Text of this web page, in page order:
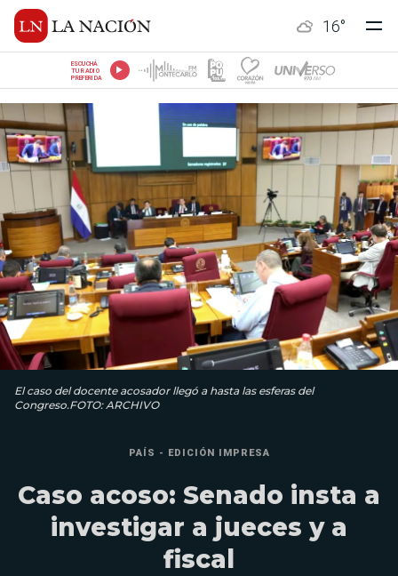
16°
ESCUCHÁ
TU RADIO
PREFERIDA
El caso del docente acosador llegó a hasta las esferas del
Congreso.FOTO: ARCHIVO
PAÍS - EDICIÓN IMPRESA
Caso acoso: Senado insta a
investigar a jueces y a
fiscal